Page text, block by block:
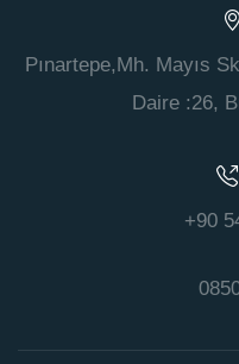
Pınartepe,Mh. Mayıs
Daire :26,
+90